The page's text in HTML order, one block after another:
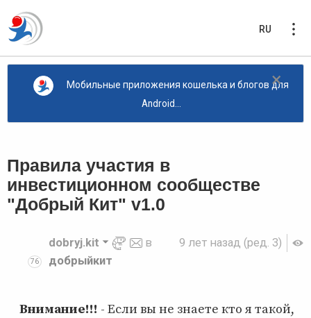
RU
×
Мобильные приложения кошелька и блогов для
Android...
Правила участия в
инвестиционном сообществе
"Добрый Кит" v1.0
9 лет назад (ред. 3)
76
dobryj.kit
в
добрыйкит
Внимание!!! - Если вы не знаете кто я такой,